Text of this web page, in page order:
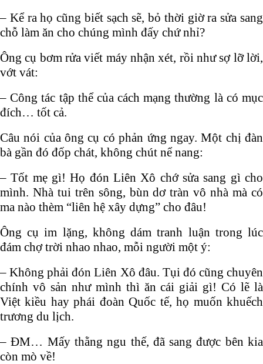
– Kể ra họ cũng biết sạch sẽ, bỏ thời giờ ra sửa sang
chỗ làm ăn cho chúng mình đấy chứ nhỉ?
Ông cụ bơm rửa viết máy nhận xét, rồi như sợ lỡ lời,
vớt vát:
– Công tác tập thể của cách mạng thường là có mục
đích… tốt cả.
Câu nói của ông cụ có phản ứng ngay. Một chị đàn
bà gần đó đốp chát, không chút nể nang:
– Tốt mẹ gì! Họ đón Liên Xô chớ sửa sang gì cho
mình. Nhà tui trên sông, bùn dơ tràn vô nhà mà có
ma nào thèm “liên hệ xây dựng” cho đâu!
Ông cụ im lặng, không dám tranh luận trong lúc
đám chợ trời nhao nhao, mỗi người một ý:
– Không phải đón Liên Xô đâu. Tụi đó cũng chuyên
chính vô sản như mình thì ăn cái giải gì! Có lẽ là
Việt kiều hay phái đoàn Quốc tế, họ muốn khuếch
trương du lịch.
– ĐM… Mấy thằng ngu thế, đã sang được bên kia
còn mò về!